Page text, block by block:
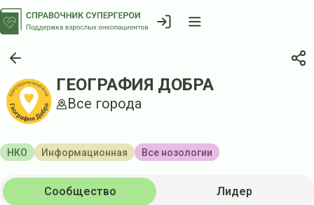
ГЕОГРАФИЯ ДОБРА
Все города
НКО Информационная Все нозологии
Сообщество Лидер